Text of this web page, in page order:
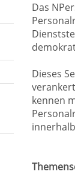
Das
Dieses
kennen